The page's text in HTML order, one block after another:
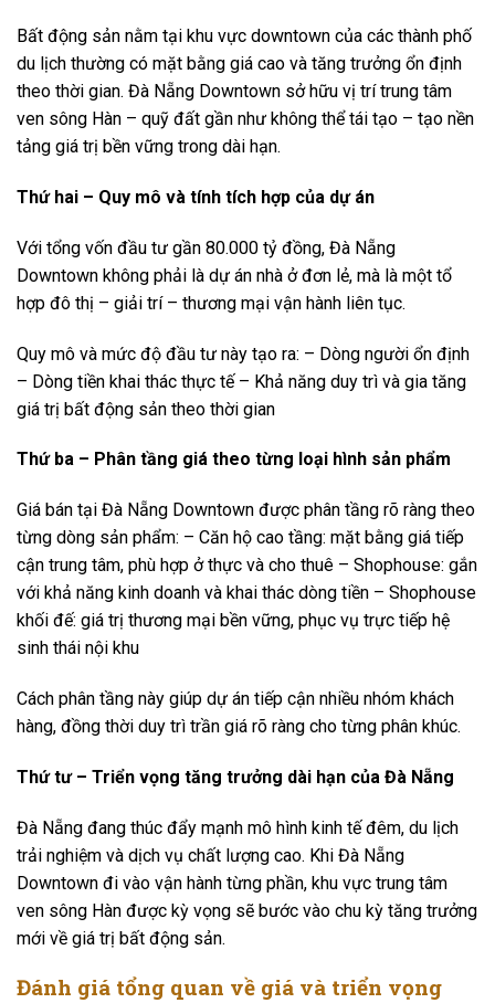
Bất động sản nằm tại khu vực downtown của các thành phố
du lịch thường có mặt bằng giá cao và tăng trưởng ổn định
theo thời gian. Đà Nẵng Downtown sở hữu vị trí trung tâm
ven sông Hàn – quỹ đất gần như không thể tái tạo – tạo nền
tảng giá trị bền vững trong dài hạn.
Thứ hai – Quy mô và tính tích hợp của dự án
Với tổng vốn đầu tư gần 80.000 tỷ đồng, Đà Nẵng
Downtown không phải là dự án nhà ở đơn lẻ, mà là một tổ
hợp đô thị – giải trí – thương mại vận hành liên tục.
Quy mô và mức độ đầu tư này tạo ra: – Dòng người ổn định
– Dòng tiền khai thác thực tế – Khả năng duy trì và gia tăng
giá trị bất động sản theo thời gian
Thứ ba – Phân tầng giá theo từng loại hình sản phẩm
Giá bán tại Đà Nẵng Downtown được phân tầng rõ ràng theo
từng dòng sản phẩm: – Căn hộ cao tầng: mặt bằng giá tiếp
cận trung tâm, phù hợp ở thực và cho thuê – Shophouse: gắn
với khả năng kinh doanh và khai thác dòng tiền – Shophouse
khối đế: giá trị thương mại bền vững, phục vụ trực tiếp hệ
sinh thái nội khu
Cách phân tầng này giúp dự án tiếp cận nhiều nhóm khách
hàng, đồng thời duy trì trần giá rõ ràng cho từng phân khúc.
Thứ tư – Triển vọng tăng trưởng dài hạn của Đà Nẵng
Đà Nẵng đang thúc đẩy mạnh mô hình kinh tế đêm, du lịch
trải nghiệm và dịch vụ chất lượng cao. Khi Đà Nẵng
Downtown đi vào vận hành từng phần, khu vực trung tâm
ven sông Hàn được kỳ vọng sẽ bước vào chu kỳ tăng trưởng
mới về giá trị bất động sản.
Đánh giá tổng quan về giá và triển vọng